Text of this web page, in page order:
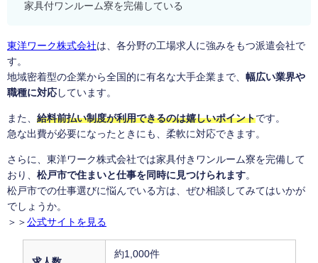
家具付ワンルーム寮を完備している
東洋ワーク株式会社は、各分野の工場求人に強みをもつ派遣会社で
す。
地域密着型の企業から全国的に有名な大手企業まで、 幅広い業界や
職種に対応 しています。
また、 給料前払い制度が利用できるのは嬉しいポイントです。
急な出費が必要になったときにも、柔軟に対応できます。
さらに、東洋ワーク株式会社では家具付きワンルーム寮を完備して
おり、 松戸市で住まいと仕事を同時に見つけられます。
松戸市での仕事選びに悩んでいる方は、ぜひ相談してみてはいかが
でしょうか。
＞＞ 公式サイトを見る
約1,000件